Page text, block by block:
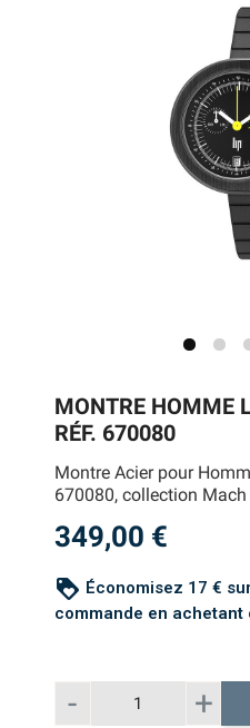
MONTRE HOMME
RÉF. 670080
Montre Acier pour
670080, collection Mach
349,00 €
loyalty Économisez 17 €
commande en achetant